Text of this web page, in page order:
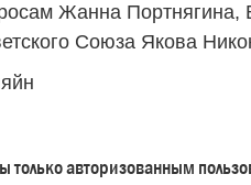
Жанна Портнягина,
Союза Якова
только авторизованным